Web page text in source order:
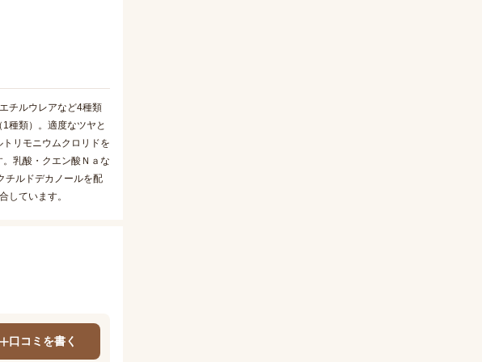
チルウレアなど4種類
種類）。適度なツヤと
リモニウムクロリドを
乳酸・クエン酸Ｎａな
チルドデカノールを配
しています。
口コミを書く